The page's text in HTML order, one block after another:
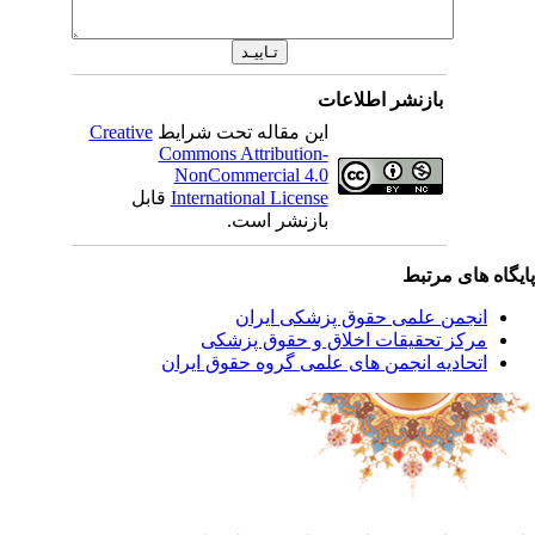
بازنشر اطلاعات
این مقاله تحت شرایطCreative
Commons Attribution-
NonCommercial 4.0
International Licenseقابل
بازنشر است.
های مرتبط
انجمن علمی حقوق پزشکی ایران
مرکز تحقیقات اخلاق و حقوق پزشکی
اتحادیه انجمن های علمی گروه حقوق ایران